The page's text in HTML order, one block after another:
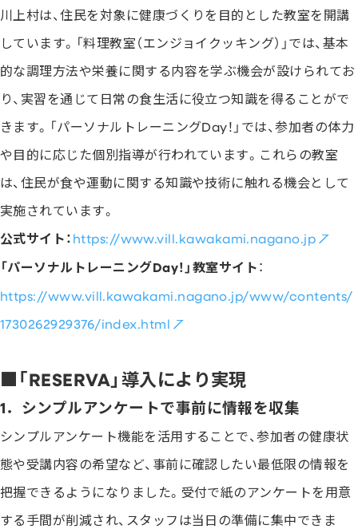
川上村は、住民を対象に健康づくりを目的とした教室を開講
しています。「料理教室（エンジョイクッキング）」では、基本
的な調理方法や栄養に関する内容を学ぶ機会が設けられてお
り、実習を通じて日常の食生活に役立つ知識を得ることがで
きます。「パーソナルトレーニングDay！」では、参加者の体力
や目的に応じた個別指導が行われています。これらの教室
は、住民が食や運動に関する知識や技術に触れる機会として
実施されています。
公式サイト：https://www.vill.kawakami.nagano.jp
「パーソナルトレーニングDay！」教室サイト：
https://www.vill.kawakami.nagano.jp/www/contents/
1730262929376/index.html
■「RESERVA」導入により実現
1．シンプルアンケートで事前に情報を収集
シンプルアンケート機能を活用することで、参加者の健康状
態や受講内容の希望など、事前に確認したい最低限の情報を
把握できるようになりました。受付で紙のアンケートを用意
する手間が削減され、スタッフは当日の準備に集中できま